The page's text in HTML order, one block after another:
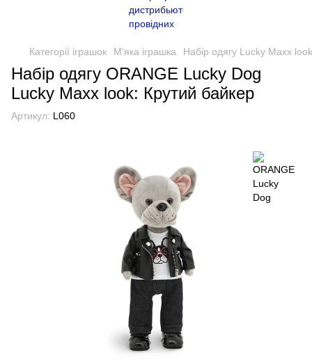
Категорії іграшок М'яка іграшка Набір одягу Lucky Maxx
Набір одягу ORANGE Lucky Dog
Lucky Maxx look: Крутий байкер
Артикул: L060